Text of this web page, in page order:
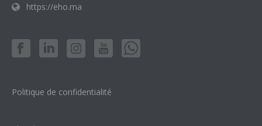
https://eho.ma
Politique de confidentialité